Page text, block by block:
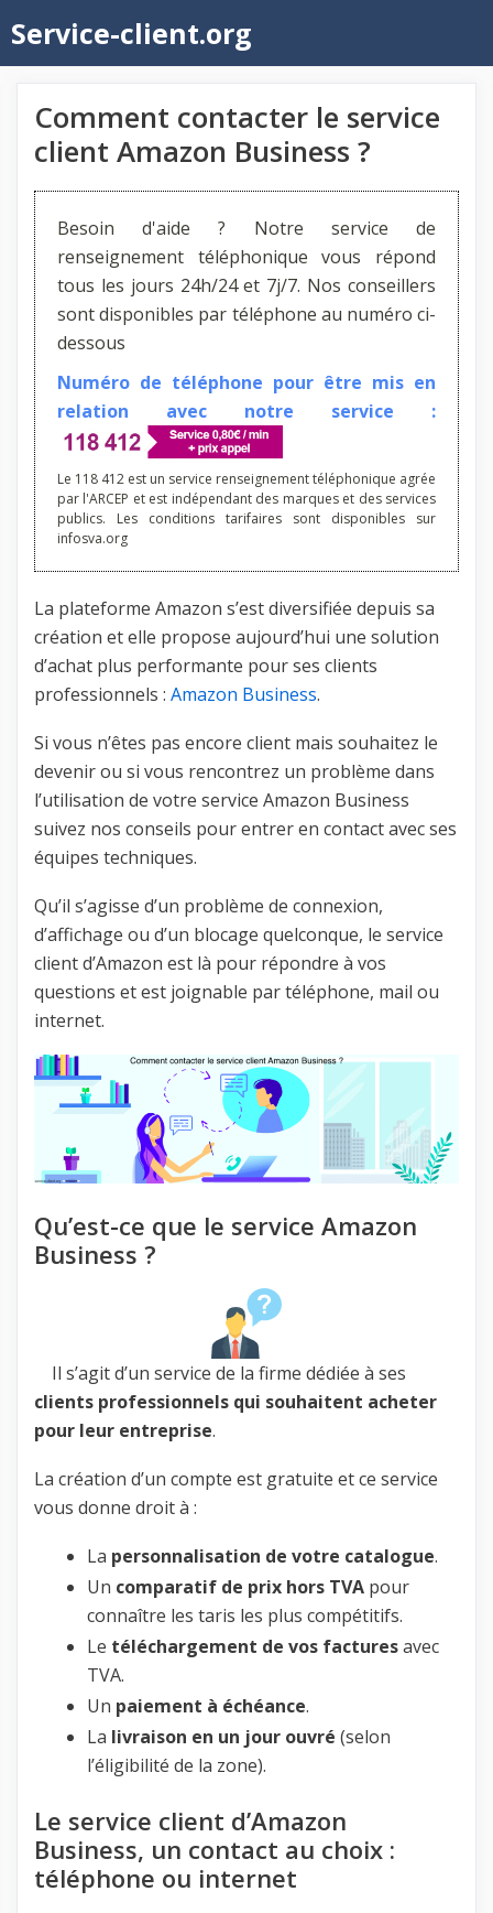
au
contenu
Service-client.org
Comment contacter le service
client Amazon Business ?
Besoin d'aide ? Notre service de
renseignement téléphonique vous répond
tous les jours 24h/24 et 7j/7. Nos conseillers
sont disponibles par téléphone au numéro ci-
dessous
Numéro de téléphone pour être mis en
relation avec notre service :
Le 118 412 est un service renseignement téléphonique agrée
par l'ARCEP et est indépendant des marques et des services
publics. Les conditions tarifaires sont disponibles sur
infosva.org
La plateforme Amazon s’est diversifiée depuis sa
création et elle propose aujourd’hui une solution
d’achat plus performante pour ses clients
professionnels : Amazon Business.
Si vous n’êtes pas encore client mais souhaitez le
devenir ou si vous rencontrez un problème dans
l’utilisation de votre service Amazon Business
suivez nos conseils pour entrer en contact avec ses
équipes techniques.
Qu’il s’agisse d’un problème de connexion,
d’affichage ou d’un blocage quelconque, le service
client d’Amazon est là pour répondre à vos
questions et est joignable par téléphone, mail ou
internet.
Qu’est-ce que le service Amazon
Business ?
Il s’agit d’un service de la firme dédiée à ses
clients professionnels qui souhaitent acheter
pour leur entreprise.
La création d’un compte est gratuite et ce service
vous donne droit à :
La personnalisation de votre catalogue.
Un comparatif de prix hors TVA pour
connaître les taris les plus compétitifs.
Le téléchargement de vos facturesavec
TVA.
Un paiement à échéance.
La livraison en un jour ouvré (selon
l’éligibilité de la zone).
Le service client d’Amazon
Business, un contact au choix :
téléphone ou internet